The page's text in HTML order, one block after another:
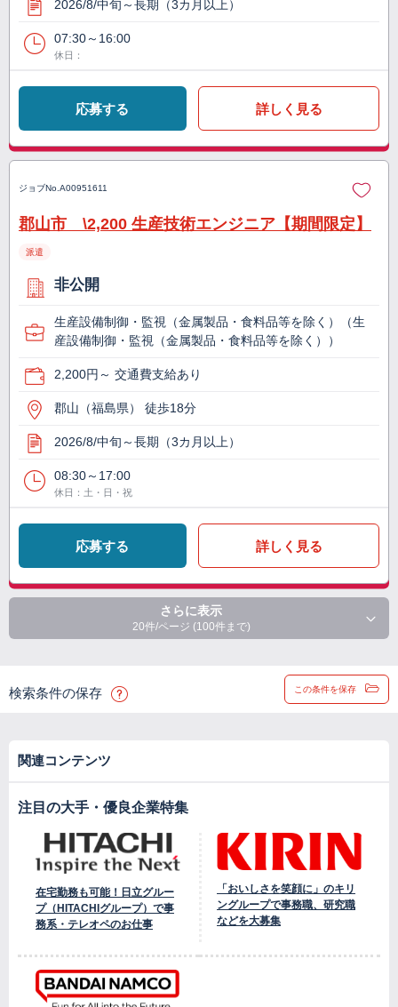
2026/8/中旬～長期（3カ月以上）
07:30～16:00
休日：
応募する 詳しく見る
ジョブNo. A00951611
郡山市 \2,200 生産技術エンジニア【期間限定】
派遣
非公開
生産設備制御・監視（金属製品・食料品等を除く）（生
産設備制御・監視（金属製品・食料品等を除く））
2,200円～ 交通費支給あり
郡山（福島県） 徒歩18分
2026/8/中旬～長期（3カ月以上）
08:30～17:00
休日：土・日・祝
応募する 詳しく見る
さらに表示
20件/ページ (100件まで)
検索条件の保存 この条件を保存
関連コンテンツ
注目の大手・優良企業特集
在宅勤務も可能！日立グルー
プ（HITACHIグループ）で事
務系・テレオペのお仕事
「おいしさを笑顔に」のキリ
ングループで事務職、研究職
などを大募集